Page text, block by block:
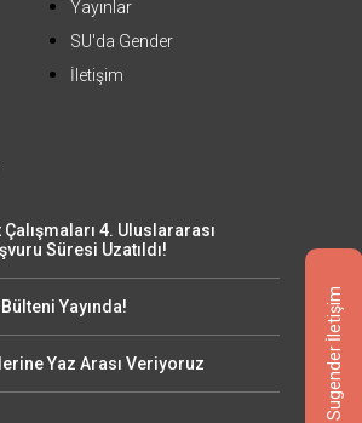
Sugender İletişim
Yayınlar
SU'da Gender
İletişim
4. Uluslararası
Süresi Uzatıldı!
Yayında!
Yaz Arası Veriyoruz